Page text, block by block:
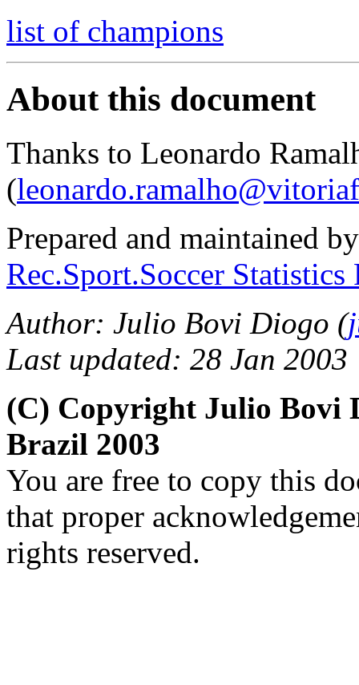
list of champions
About this document
Thanks to Leonardo
(
Prepared and maintained
Rec.Sport.Soccer
Author: Julio Bovi Diogo (
Last updated: 28 Jan 2003
(C) Copyright Julio Bovi
Brazil 2003
You are free to copy this
that proper
rights reserved.